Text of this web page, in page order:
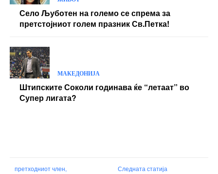
Село Љуботен на големо се спрема за
претстојниот голем празник Св.Петка!
МАКЕДОНИЈА
Штипските Соколи годинава ќе “летаат” во
Супер лигата?
претходниот член, Следната статија